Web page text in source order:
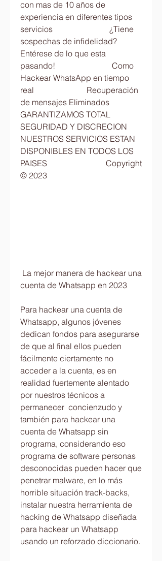
con mas de 10 años de
experiencia en diferentes tipos
servicios                            ¿Tiene
sospechas de infidelidad?
Entérese de lo que esta
pasando!                            Como
Hackear WhatsApp en tiempo
real                          Recuperación
de mensajes Eliminados
GARANTIZAMOS TOTAL
SEGURIDAD Y DISCRECION
NUESTROS SERVICIOS ESTAN
DISPONIBLES EN TODOS LOS
PAISES                             Copyright
© 2023
cuenta de Whatsapp en 2023
Para hackear una cuenta de
Whatsapp, algunos jóvenes
dedican fondos para asegurarse
de que al final ellos pueden
fácilmente ciertamente no
acceder a la cuenta, es en
realidad fuertemente alentado
por nuestros técnicos a
permanecer  concienzudo y
también para hackear una
cuenta de Whatsapp sin
programa, considerando eso
programa de software personas
desconocidas pueden hacer que
penetrar malware, en lo más
horrible situación track-backs,
instalar nuestra herramienta de
hacking de Whatsapp diseñada
para hackear un Whatsapp
usando un reforzado diccionario.